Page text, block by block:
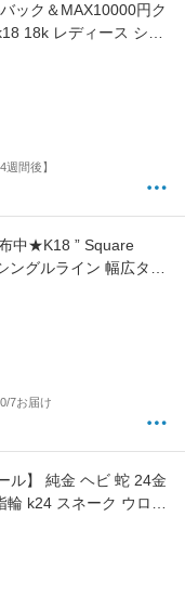
ック＆MAX10000円ク
18k レディース シン
ト ダイヤモンド 18金
リング イエローゴー
金 18kリング 刻印 誕
間後】
中★K18 ” Square
グルライン 幅広タイ
プル 大人女子 ギフト
スキンジュエリー 重
50代 普段使い プレゼ
7お届け
ル】 純金 ヘビ 蛇 24金
輪 k24 スネーク ウロコ
約指輪 エンゲージリ
金